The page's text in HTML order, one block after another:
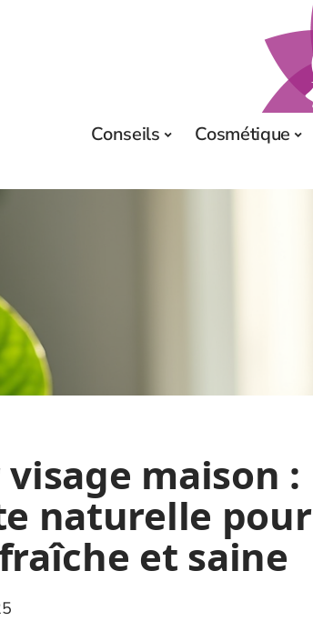
Conseils Cosmétique
visage maison :
naturelle pour
et saine